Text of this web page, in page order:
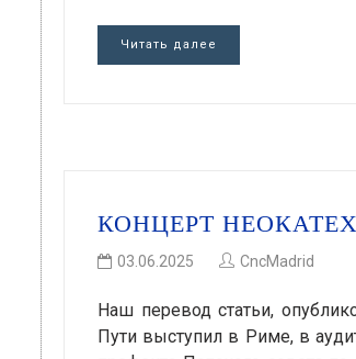
Читать далее
КОНЦЕРТ
03.06.2025 CncMadrid
Наш перевод статьи,
Пути выступил в Риме, в